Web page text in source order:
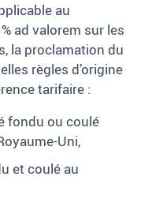
au
ad valorem sur les
la proclamation du
règles d’origine
tarifaire :
fondu ou coulé
Uni,
et coulé au